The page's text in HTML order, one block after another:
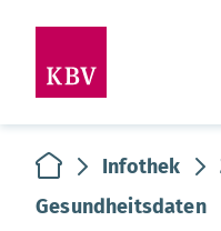
zur Startseite
Infothek
Gesundheitsdaten